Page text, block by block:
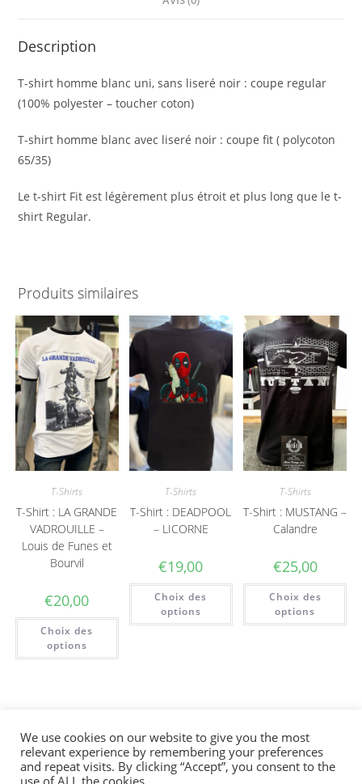
Bienvenue sur la boutique en ligne. La
livraison en France se fait via un point relais.
Description
T-shirt homme blanc uni, sans liseré noir : coupe regular
(100% polyester – toucher coton)
T-shirt homme blanc avec liseré noir : coupe fit ( polycoton
65/35)
Le t-shirt Fit est légèrement plus étroit et plus long que le t-
shirt Regular.
Produits similaires
T-Shirts
T-Shirt : LA GRANDE
VADROUILLE –
Louis de Funes et
Bourvil
€20,00
Choix des
options
T-Shirts
T-Shirt : DEADPOOL
– LICORNE
€19,00
Choix des
options
T-Shirts
T-Shirt : MUSTANG –
Calandre
€25,00
Choix des
options
Conditions générales |Guide des tailles |Retours & livraisons |
We use cookies on our website to give you the most
relevant experience by remembering your preferences
and repeat visits. By clicking “Accept”, you consent to the
use of ALL the cookies.